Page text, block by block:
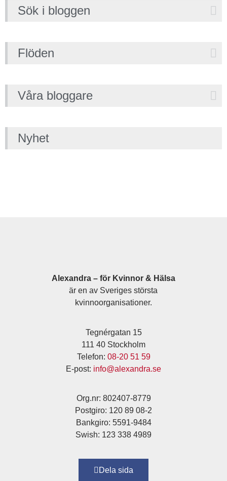
Sök i bloggen
Flöden
Våra bloggare
Nyhet
Alexandra – för Kvinnor & Hälsa
är en av Sveriges största
kvinnoorganisationer.
Tegnérgatan 15
111 40 Stockholm
Telefon: 08-20 51 59
E-post: info@alexandra.se
Org.nr: 802407-8779
Postgiro: 120 89 08-2
Bankgiro: 5591-9484
Swish: 123 338 4989
Dela sida